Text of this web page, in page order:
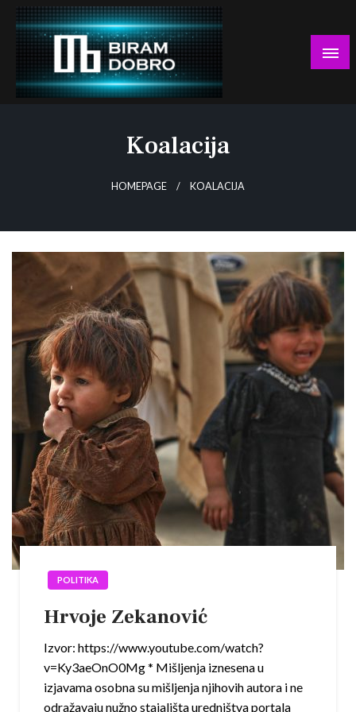
Skip
content
Koalacija
HOMEPAGE KOALACIJA
POLITIKA
Hrvoje Zekanović
Izvor: https://www.youtube.com/watch?
v=Ky3aeOnO0Mg * Mišljenja iznesena u
izjavama osobna su mišljenja njihovih autora i ne
odražavaju nužno stajališta uredništva portala